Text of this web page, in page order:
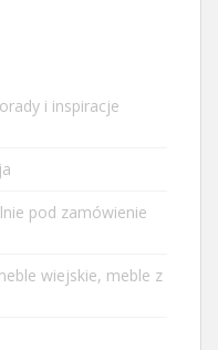
i inspiracje
pod zamówienie
wiejskie, meble z